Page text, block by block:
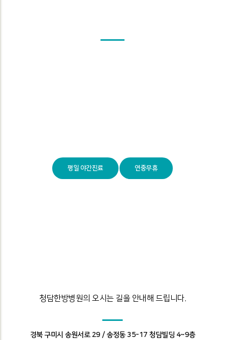
평일 야간진료 연중무휴
청담한방병원의 오시는 길을 안내해 드립니다.
경북 구미시 송원서로 29 / 송정동 35-17 청담빌딩 4~9층